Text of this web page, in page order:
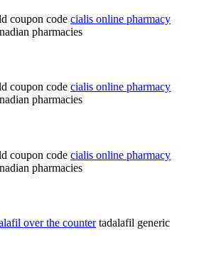
coupon code cialis online pharmacy
pharmacies
coupon code cialis online pharmacy
pharmacies
coupon code cialis online pharmacy
pharmacies
over the countertadalafil generic